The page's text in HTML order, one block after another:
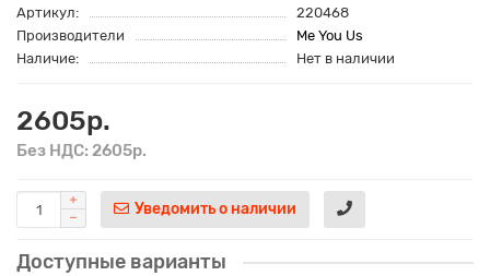
Артикул:
220468
Производители
Me You Us
Наличие:
Нет в наличии
2605р.
Без НДС: 2605р.
Уведомить о наличии
Доступные варианты